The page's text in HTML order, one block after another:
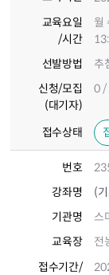
교육요일
/시간
월
선발방법
추
신청/모집
(대기자)
접수상태
번호
강좌명
(
기관명
스
교육장
전
접수기간/